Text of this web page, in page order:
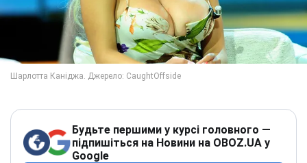
Будьте першими у курсі головного —
підпишіться на Новини на OBOZ.UA у
Google